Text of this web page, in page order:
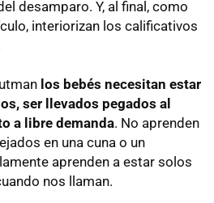
desamparo. Y, al final, como
interiorizan los calificativos
los bebés necesitan estar
ser llevados pegados al
a libre demanda. No aprenden
en una cuna o un
aprenden a estar solos
nos llaman.